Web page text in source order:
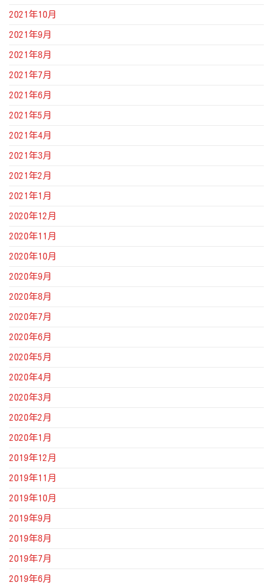
2021年10月
2021年9月
2021年8月
2021年7月
2021年6月
2021年5月
2021年4月
2021年3月
2021年2月
2021年1月
2020年12月
2020年11月
2020年10月
2020年9月
2020年8月
2020年7月
2020年6月
2020年5月
2020年4月
2020年3月
2020年2月
2020年1月
2019年12月
2019年11月
2019年10月
2019年9月
2019年8月
2019年7月
2019年6月